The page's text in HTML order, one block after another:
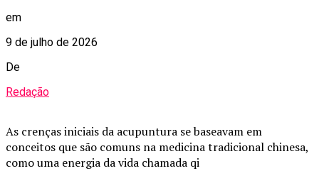
em
9 de julho de 2026
De
Redação
As crenças iniciais da acupuntura se baseavam em
conceitos que são comuns na medicina tradicional chinesa,
como uma energia da vida chamada qi